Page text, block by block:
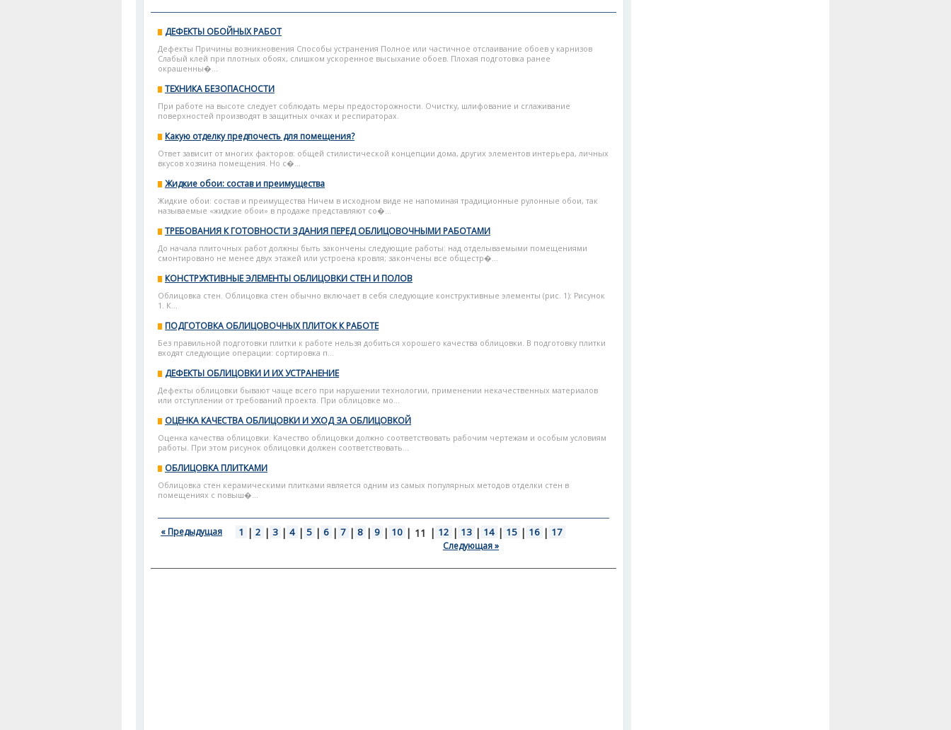
ДЕФЕКТЫ ОБОЙНЫХ РАБОТ
Дефекты Причины возникновения Способы устранения Полное или частичное отслаивание обоев у карнизов
Слабый клей при плотных обоях, слишком ускоренное высыхание обоев. Плохая подготовка ранее
окрашенны�...
ТЕХНИКА БЕЗОПАСНОСТИ
При работе на высоте следует соблюдать меры предосторожности. Очистку, шлифование и сглаживание
поверхностей производят в защитных очках и респираторах.
Какую отделку предпочесть для помещения?
Ответ зависит от многих факторов: общей стилистической концепции дома, других элементов интерьера, личных
вкусов хозяина помещения. Но с�...
Жидкие обои: состав и преимущества
Жидкие обои: состав и преимущества Ничем в исходном виде не напоминая традиционные рулонные обои, так
называемые «жидкие обои» в продаже представляют со�...
ТРЕБОВАНИЯ К ГОТОВНОСТИ ЗДАНИЯ ПЕРЕД ОБЛИЦОВОЧНЫМИ РАБОТАМИ
До начала плиточных работ должны быть закончены следующие работы: над отделываемыми помещениями
смонтировано не менее двух этажей или устроена кровля; закончены все общестр�...
КОНСТРУКТИВНЫЕ ЭЛЕМЕНТЫ ОБЛИЦОВКИ СТЕН И ПОЛОВ
Облицовка стен. Облицовка стен обычно включает в себя следующие конструктивные элементы (рис. 1): Рисунок
1. К...
ПОДГОТОВКА ОБЛИЦОВОЧНЫХ ПЛИТОК К РАБОТЕ
Без правильной подготовки плитки к работе нельзя добиться хорошего качества облицовки. В подготовку плитки
входят следующие операции: сортировка п...
ДЕФЕКТЫ ОБЛИЦОВКИ И ИХ УСТРАНЕНИЕ
Дефекты облицовки бывают чаще всего при нарушении технологии, применении некачественных материалов
или отступлении от требований проекта. При облицовке мо...
ОЦЕНКА КАЧЕСТВА ОБЛИЦОВКИ И УХОД ЗА ОБЛИЦОВКОЙ
Оценка качества облицовки. Качество облицовки должно соответствовать рабочим чертежам и особым условиям
работы. При этом рисунок облицовки должен соответствовать...
ОБЛИЦОВКА ПЛИТКАМИ
Облицовка стен керамическими плитками является одним из самых популярных методов отделки стен в
помещениях с повыш�...
« Предыдущая 1 | 2 | 3 | 4 | 5 | 6 | 7 | 8 | 9 | 10 | 11 | 12 | 13 | 14 | 15 | 16 | 17
Следующая »